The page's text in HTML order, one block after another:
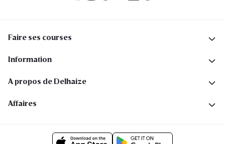
Faire ses courses
Information
A propos de Delhaize
Affaires